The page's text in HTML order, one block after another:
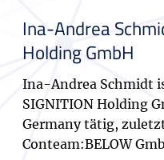
Ina-Andrea
Holding GmbH
Ina-Andrea Schmidt
SIGNITION Holding
Germany tätig,
Conteam:BELOW